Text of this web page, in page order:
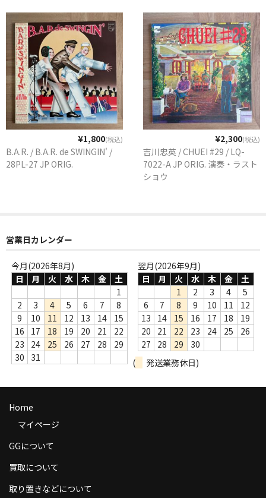
¥1,800(税込)
B.A.R. / B.A.R. de SWINGIN' /
28PL-27 JP ORIG.
¥2,300(税込)
吉川忠英 / CHUEI #29 / LQ-
7022-A JP ORIG. 演奏・ラスト
ショウ
営業日カレンダー
今月(2026年8月)
日
月 火 水 木 金
土
1
2
3 4 5 6 7
8
9
10 11 12 13 14
15
16
17 18 19 20 21
22
23
24 25 26 27 28
29
30
31
翌月(2026年9月)
日
月 火 水 木 金
土
1
2 3 4
5
6
7 8 9 10 11
12
13
14 15 16 17 18
19
20
21 22 23 24 25
26
27
28 29
30
(
発送業務休日)
Home
マイページ
GGについて
買取について
取り置きなどについて